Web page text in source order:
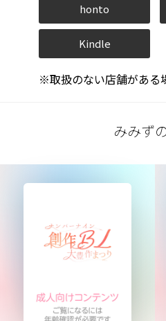
honto
Kindle
※取扱のない店舗がある
みみず